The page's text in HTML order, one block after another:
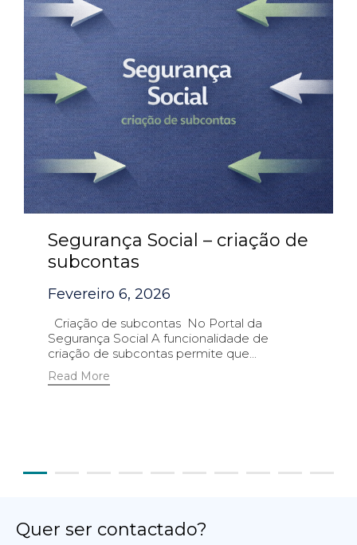
Segurança Social – criação de
subcontas
Fevereiro 6, 2026
Criação de subcontas No Portal da
Segurança Social A funcionalidade de
criação de subcontas permite que...
Read More
Quer ser contactado?